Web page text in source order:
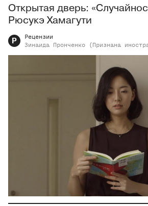
Открытая дверь:
Рюсукэ Хамагути
Р
Рецензии
Зинаида
Пронченко (Признана